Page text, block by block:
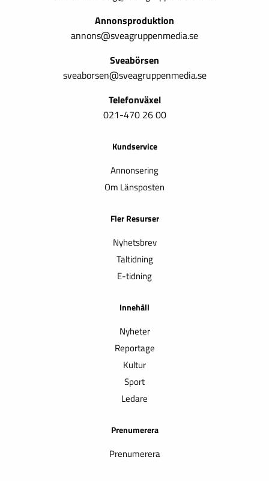
Annonsproduktion
annons@sveagruppenmedia.se
Sveabörsen
sveaborsen@sveagruppenmedia.se
Telefonväxel
021-470 26 00
Kundservice
Annonsering
Om Länsposten
Fler Resurser
Nyhetsbrev
Taltidning
E-tidning
Innehåll
Nyheter
Reportage
Kultur
Sport
Ledare
Prenumerera
Prenumerera